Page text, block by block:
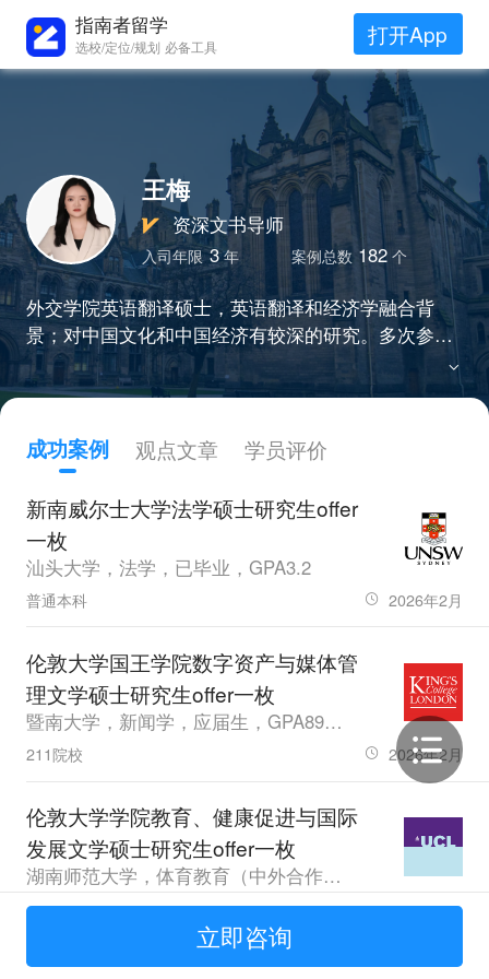
指南者留学
选校/定位/规划 必备工具 打开App
王梅
资深文书导师
入司年限 3年 案例总数 182 个
外交学院英语翻译硕士，英语翻译和经济学融合背
景；对中国文化和中国经济有较深的研究。多次参与
政府外事活动，熟悉国际关系和公共政策理论和实
践；曾在人民日报社等权威媒体机构实习，实习主流
让文书兼具专业性和故事感。
成功案例 观点文章
学员评价
新南威尔士大学法学硕士研究生offer
一枚
汕头大学，法学，已毕业，GPA3.2
普通本科 2026年2月
伦敦大学国王学院数字资产与媒体管
理文学硕士研究生offer一枚
暨南大学，新闻学，应届生，GPA89，雅思7.0
211院校 2026年2月
伦敦大学学院教育、健康促进与国际
发展文学硕士研究生offer一枚
湖南师范大学，体育教育（中外合作办学），应届生，GPA3.78，雅思6.0
211院校 2026年2月
谢菲尔德大学创意与文化产业管理理
立即咨询